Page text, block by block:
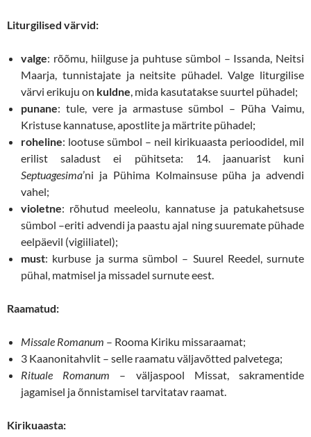
Liturgilised värvid:
valge: rõõmu, hiilguse ja puhtuse sümbol – Issanda, Neitsi
Maarja, tunnistajate ja neitsite pühadel. Valge liturgilise
värvi erikuju on kuldne, mida kasutatakse suurtel pühadel;
punane: tule, vere ja armastuse sümbol – Püha Vaimu,
Kristuse kannatuse, apostlite ja märtrite pühadel;
roheline: lootuse sümbol – neil kirikuaasta perioodidel, mil
erilist saladust ei pühitseta: 14. jaanuarist kuni
Septuagesima’ni ja Pühima Kolmainsuse püha ja advendi
vahel;
violetne: rõhutud meeleolu, kannatuse ja patukahetsuse
sümbol –eriti advendi ja paastu ajal ning suuremate pühade
eelpäevil (vigiiliatel);
must: kurbuse ja surma sümbol – Suurel Reedel, surnute
pühal, matmisel ja missadel surnute eest.
Raamatud:
Missale Romanum – Rooma Kiriku missaraamat;
3 Kaanonitahvlit – selle raamatu väljavõtted palvetega;
Rituale Romanum – väljaspool Missat, sakramentide
jagamisel ja õnnistamisel tarvitatav raamat.
Kirikuaasta: